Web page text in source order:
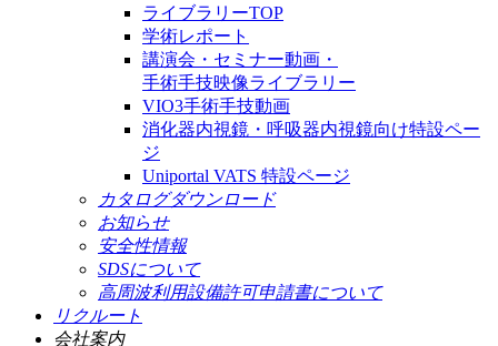
ライブラリーTOP
学術レポート
講演会・セミナー動画・
手術手技映像ライブラリー
VIO3手術手技動画
消化器内視鏡・呼吸器内視鏡向け特設ペー
ジ
Uniportal VATS 特設ページ
カタログダウンロード
お知らせ
安全性情報
SDSについて
高周波利用設備許可申請書について
リクルート
会社案内